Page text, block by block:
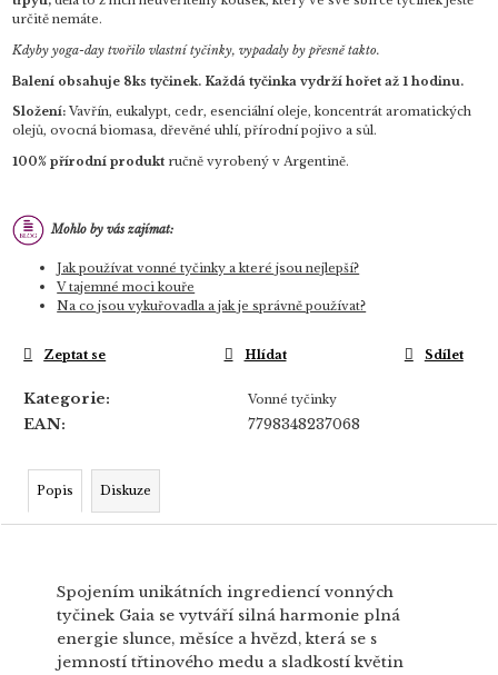
určitě nemáte.
Kdyby yoga-day tvořilo vlastní tyčinky, vypadaly by přesně takto.
Balení obsahuje 8ks tyčinek. Každá tyčinka vydrží hořet až 1 hodinu.
Složení: Vavřín, eukalypt, cedr, esenciální oleje, koncentrát aromatických
olejů, ovocná biomasa, dřevěné uhlí, přírodní pojivo a sůl.
100% přírodní produkt ručně vyrobený v Argentině.
Mohlo by vás zajímat:
Jak používat vonné tyčinky a které jsou nejlepší?
V tajemné moci kouře
Na co jsou vykuřovadla a jak je správně používat?
Kategorie: Vonné tyčinky
EAN: 7798348237068
Zeptat se Hlídat Sdílet
Popis Diskuze
Spojením unikátních ingrediencí vonných
tyčinek Gaia se vytváří silná harmonie plná
energie slunce, měsíce a hvězd, která se s
jemností třtinového medu a sladkostí květin